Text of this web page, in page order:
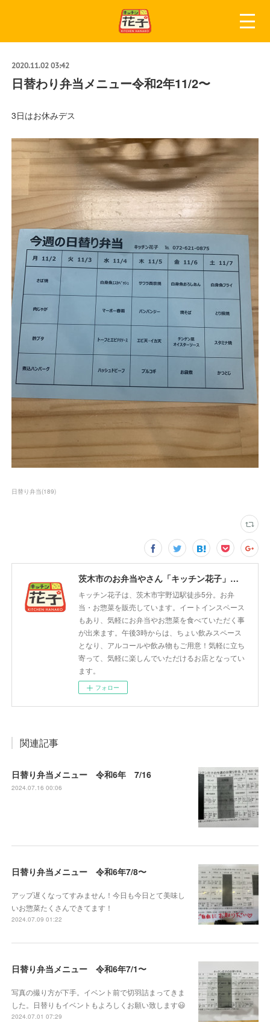
2020.11.02 03:42
日替わり弁当メニュー令和2年11/2〜
3日はお休みデス
日替り弁当(189)
茨木市のお弁当やさん「キッチン花子」ちょい飲みスペース「サウス」
キッチン花子は、茨木市宇野辺駅徒歩5分。お弁
当・お惣菜を販売しています。イートインスペース
もあり、気軽にお弁当やお惣菜を食べていただく事
が出来ます。午後3時からは、ちょい飲みスペース
となり、アルコールや飲み物もご用意！気軽に立ち
寄って、気軽に楽しんでいただけるお店となってい
ます。
フォロー
関連記事
日替り弁当メニュー 令和6年 7/16
2024.07.16 00:06
日替り弁当メニュー 令和6年7/8〜
アップ遅くなってすみません！今日も今日とて美味し
いお惣菜たくさんできてます！
2024.07.09 01:22
日替り弁当メニュー 令和6年7/1〜
写真の撮り方が下手。イベント前で切羽詰まってきま
した。日替りもイベントもよろしくお願い致します😃
2024.07.01 07:29